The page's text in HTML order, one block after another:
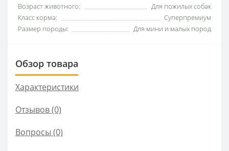
Возраст животного:
Для пожилых собак
Класс корма:
Суперпремиум
Размер породы:
Для мини и малых пород
Обзор товара
Характеристики
Отзывов (0)
Вопросы (0)